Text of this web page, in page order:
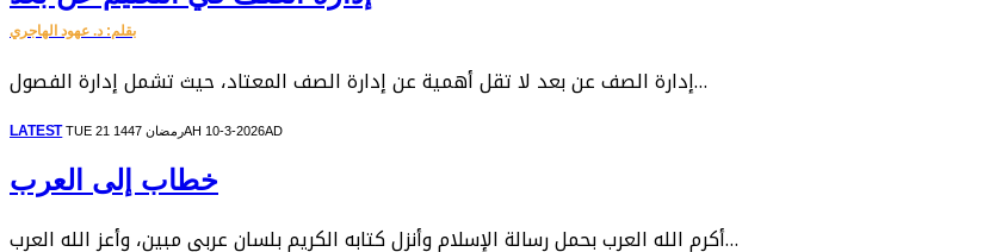
بقلم: د. عهود الهاجري
إدارة الصف عن بعد لا تقل أهمية عن إدارة الصف المعتاد، حيث تشمل إدارة الفصول…
LATEST TUE 21 رمضان 1447AH 10-3-2026AD
خطاب إلى العرب
أكرم الله العرب بحمل رسالة الإسلام وأنزل كتابه الكريم بلسان عربي مبين، وأعز الله العرب…